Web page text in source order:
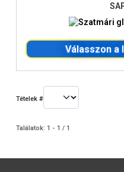
Válasszon a
Tételek #
Találatok: 1 - 1 / 1